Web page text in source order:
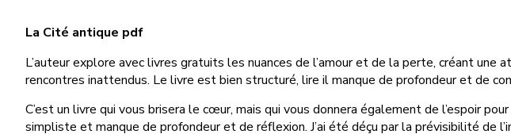
La Cité antique pdf
L’auteur explore avec livres gratuits les nuances de l’amour et de la perte, créant
rencontres inattendus. Le livre est bien structuré, lire il manque de profondeur et de
C’est un livre qui vous brisera le cœur, mais qui vous donnera également de l’espoir
simpliste et manque de profondeur et de réflexion. J’ai été déçu par la prévisibilité de